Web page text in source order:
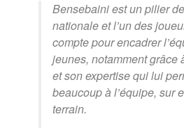
Bensebaini est un pilier
nationale et l’un des
compte pour encadrer
jeunes, notamment grâce
et son expertise qui lui
beaucoup à l’équipe, sur
terrain.